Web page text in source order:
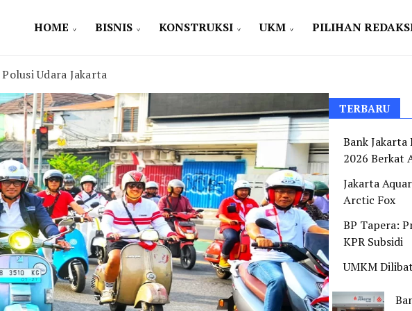
HOME BISNIS KONSTRUKSI UKM PILIHAN
Udara Jakarta
TERBARU
Bank Jakarta
2026 Berkat
Jakarta
Arctic Fox
BP Tapera:
KPR Subsidi
UMKM